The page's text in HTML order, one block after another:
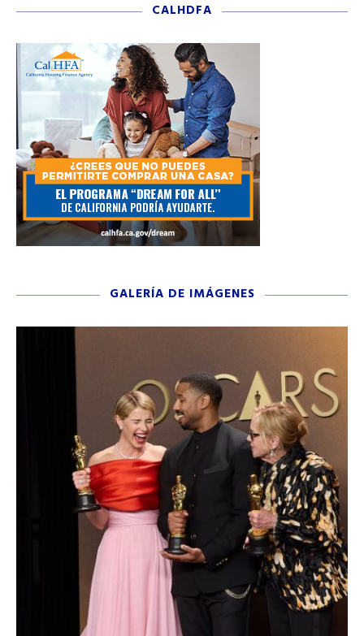
CALHDFA
GALERÍA DE IMÁGENES